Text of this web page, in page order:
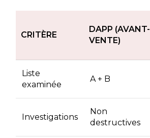
CRITÈRE
DAPP (AVANT-
VENTE)
Liste
examinée
A + B
Investigations
Non
destructives